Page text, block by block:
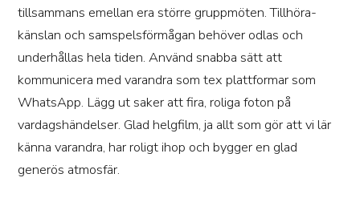
tillsammans emellan era större gruppmöten. Tillhöra-
känslan och samspelsförmågan behöver odlas och
underhållas hela tiden. Använd snabba sätt att
kommunicera med varandra som tex plattformar som
WhatsApp. Lägg ut saker att fira, roliga foton på
vardagshändelser. Glad helgfilm, ja allt som gör att vi lär
känna varandra, har roligt ihop och bygger en glad
generös atmosfär.